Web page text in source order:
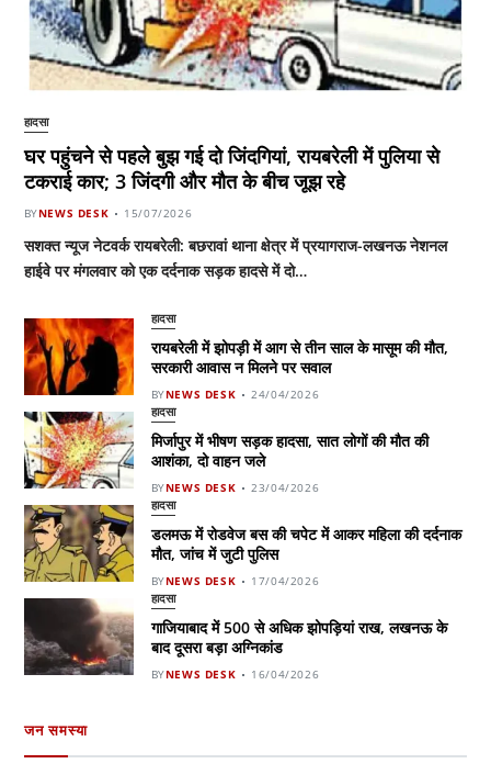
हादसा
घर पहुंचने से पहले बुझ गई दो जिंदगियां, रायबरेली में पुलिया से
टकराई कार; 3 जिंदगी और मौत के बीच जूझ रहे
BYNEWS DESK 15/07/2026
सशक्त न्यूज नेटवर्क रायबरेली: बछरावां थाना क्षेत्र में प्रयागराज-लखनऊ नेशनल
हाईवे पर मंगलवार को एक दर्दनाक सड़क हादसे में दो…
हादसा
रायबरेली में झोपड़ी में आग से तीन साल के मासूम की मौत,
सरकारी आवास न मिलने पर सवाल
BYNEWS DESK 24/04/2026
हादसा
मिर्जापुर में भीषण सड़क हादसा, सात लोगों की मौत की
आशंका, दो वाहन जले
BYNEWS DESK 23/04/2026
हादसा
डलमऊ में रोडवेज बस की चपेट में आकर महिला की दर्दनाक
मौत, जांच में जुटी पुलिस
BYNEWS DESK 17/04/2026
हादसा
गाजियाबाद में 500 से अधिक झोपड़ियां राख, लखनऊ के
बाद दूसरा बड़ा अग्निकांड
BYNEWS DESK 16/04/2026
जन समस्या